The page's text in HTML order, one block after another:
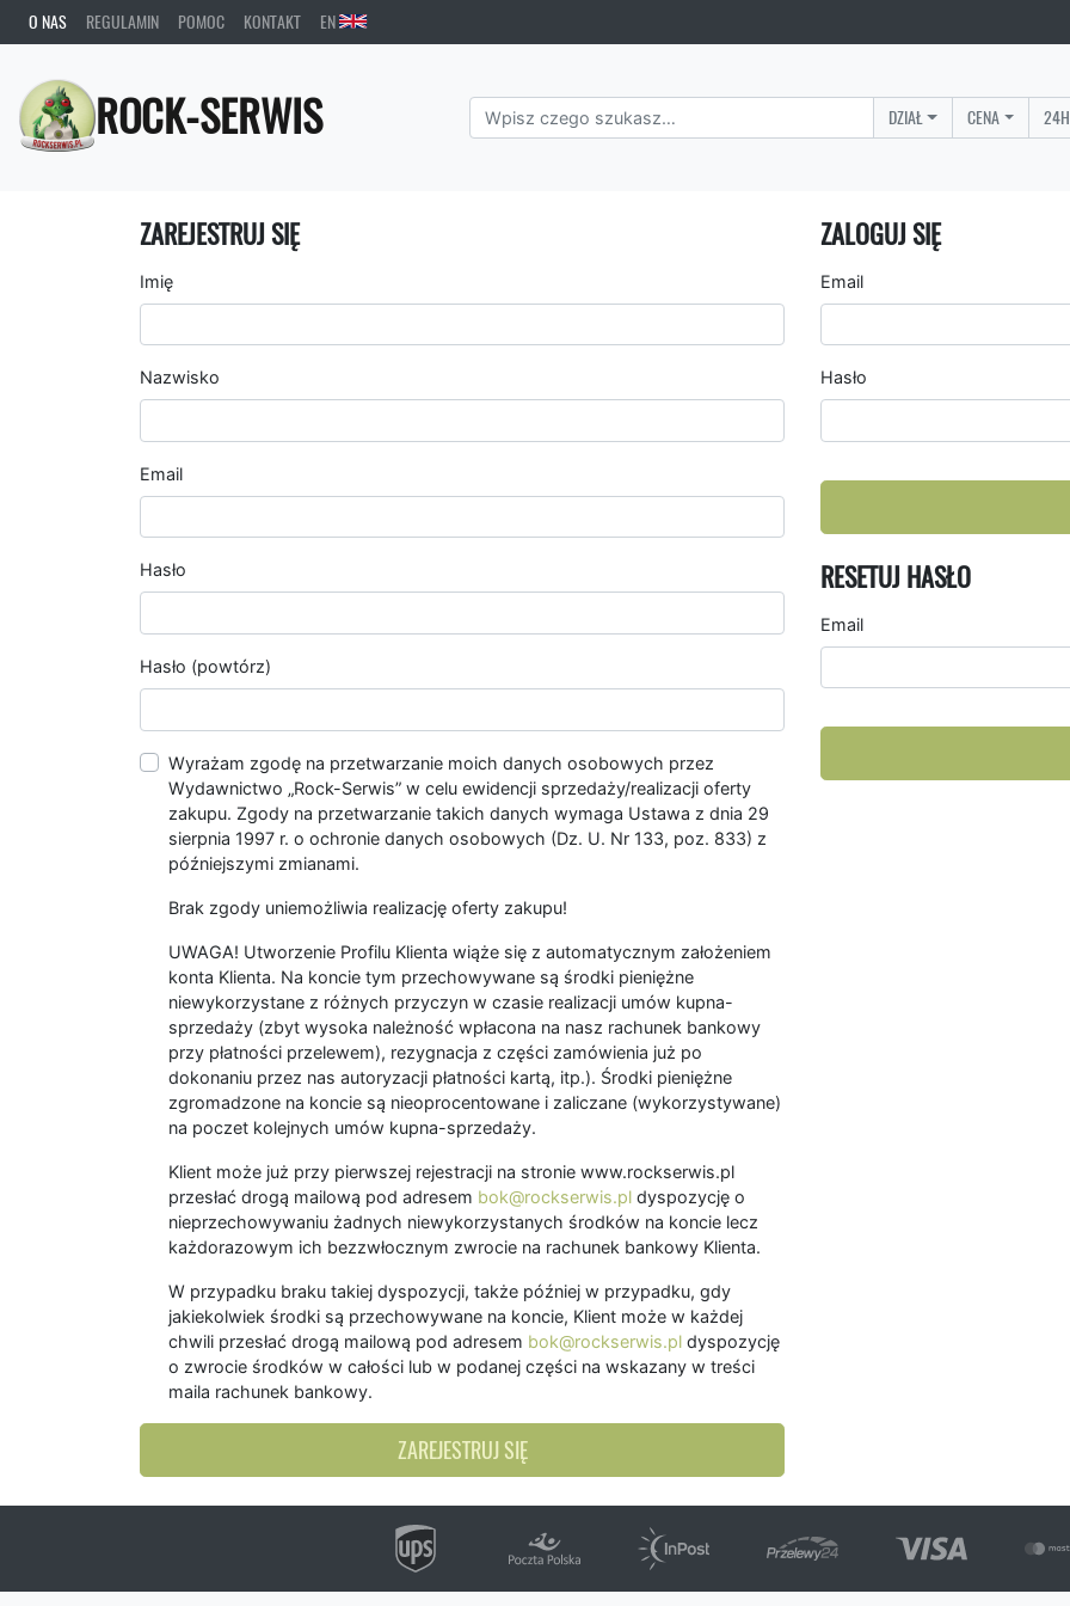
O NAS REGULAMIN POMOC KONTAKT EN
ROCK-SERWIS DZIAŁ CENA
ZAREJESTRUJ SIĘ
Imię
Nazwisko
Email
Hasło
Hasło (powtórz)
Wyrażam zgodę na przetwarzanie moich danych osobowych przez
Wydawnictwo „Rock-Serwis” w celu ewidencji sprzedaży/realizacji oferty
zakupu. Zgody na przetwarzanie takich danych wymaga Ustawa z dnia 29
sierpnia 1997 r. o ochronie danych osobowych (Dz. U. Nr 133, poz. 833) z
późniejszymi zmianami.
Brak zgody uniemożliwia realizację oferty zakupu!
UWAGA! Utworzenie Profilu Klienta wiąże się z automatycznym założeniem
konta Klienta. Na koncie tym przechowywane są środki pieniężne
niewykorzystane z różnych przyczyn w czasie realizacji umów kupna-
sprzedaży (zbyt wysoka należność wpłacona na nasz rachunek bankowy
przy płatności przelewem), rezygnacja z części zamówienia już po
dokonaniu przez nas autoryzacji płatności kartą, itp.). Środki pieniężne
zgromadzone na koncie są nieoprocentowane i zaliczane (wykorzystywane)
na poczet kolejnych umów kupna-sprzedaży.
Klient może już przy pierwszej rejestracji na stronie www.rockserwis.pl
przesłać drogą mailową pod adresem bok@rockserwis.pl dyspozycję o
nieprzechowywaniu żadnych niewykorzystanych środków na koncie lecz
każdorazowym ich bezzwłocznym zwrocie na rachunek bankowy Klienta.
W przypadku braku takiej dyspozycji, także później w przypadku, gdy
jakiekolwiek środki są przechowywane na koncie, Klient może w każdej
chwili przesłać drogą mailową pod adresem bok@rockserwis.pl dyspozycję
o zwrocie środków w całości lub w podanej części na wskazany w treści
maila rachunek bankowy.
ZAREJESTRUJ SIĘ
ZALOGUJ SIĘ
Email
Hasło
RESETUJ HASŁO
Email